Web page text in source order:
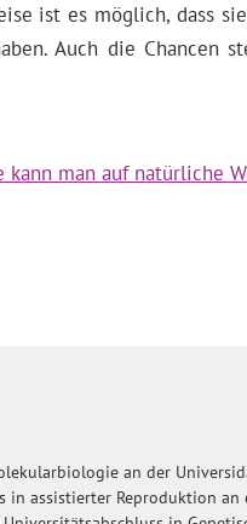
ist es möglich, dass
Auch die Chancen
kann man auf natürliche
an der
in assistierter Reproduktion